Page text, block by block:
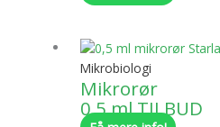
Mikrobiologi
Mikrorør
0,5 ml TILBUD